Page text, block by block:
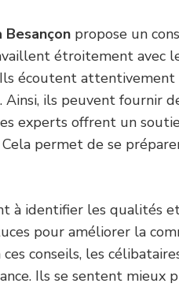
propose un
étroitement avec
écoutent attentivement
Ainsi, ils peuvent fournir
experts offrent un
Cela permet de se
à identifier les qualités
pour améliorer la
ces conseils, les
Ils se sentent mieux